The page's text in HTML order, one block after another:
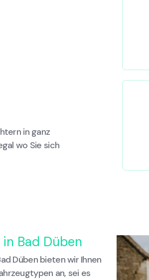
in ganz
wo Sie sich
Bad Düben
Düben bieten wir Ihnen
an, sei es